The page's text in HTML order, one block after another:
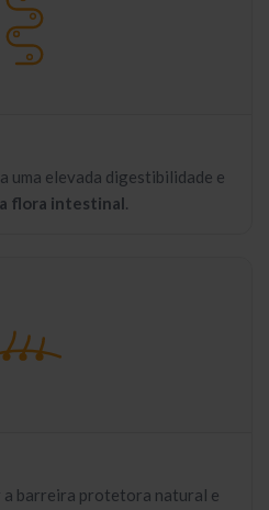
uma elevada digestibilidade e
flora intestinal.
a barreira protetora natural e